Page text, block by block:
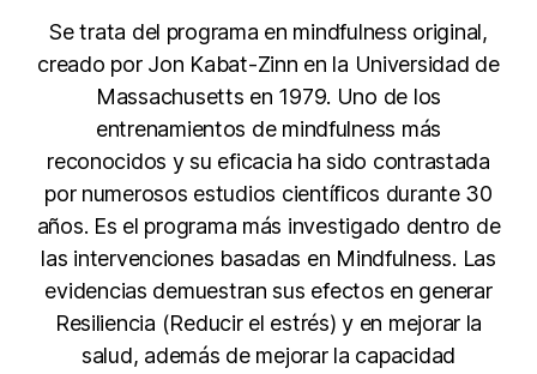
Se trata del programa en mindfulness original,
creado por Jon Kabat-Zinn en la Universidad de
Massachusetts en 1979. Uno de los
entrenamientos de mindfulness más
reconocidos y su eficacia ha sido contrastada
por numerosos estudios científicos durante 30
años. Es el programa más investigado dentro de
las intervenciones basadas en Mindfulness. Las
evidencias demuestran sus efectos en generar
Resiliencia (Reducir el estrés) y en mejorar la
salud, además de mejorar la capacidad